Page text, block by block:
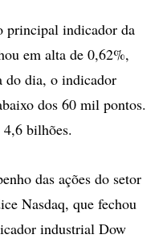
principal indicador da
em alta de 0,62%,
do dia, o indicador
dos 60 mil pontos.
bilhões.
das ações do setor
Nasdaq, que fechou
industrial Dow